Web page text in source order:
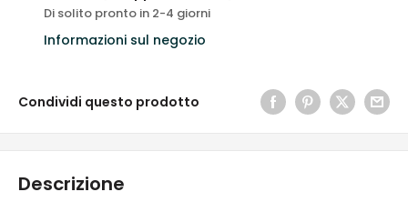
Di solito pronto in 2-4 giorni
Informazioni sul negozio
Condividi questo prodotto
Descrizione